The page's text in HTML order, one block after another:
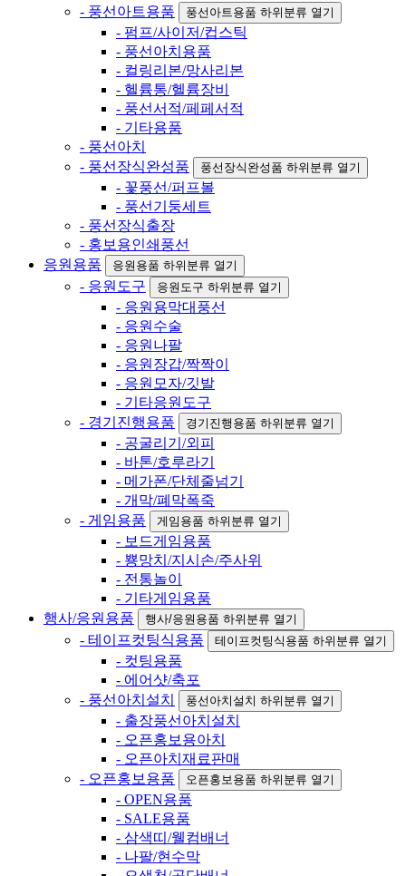
- 풍선아트용품
풍선아트용품 하위분류 열기
- 펌프/사이저/컵스틱
- 풍선아치용품
- 컬링리본/망사리본
- 헬륨통/헬륨장비
- 풍선서적/페페서적
- 기타용품
- 풍선아치
- 풍선장식완성품
풍선장식완성품 하위분류 열기
- 꽃풍선/퍼프볼
- 풍선기둥세트
- 풍선장식출장
- 홍보용인쇄풍선
응원용품
응원용품 하위분류 열기
- 응원도구 응원도구 하위분류 열기
- 응원용막대풍선
- 응원수술
- 응원나팔
- 응원장갑/짝짝이
- 응원모자/깃발
- 기타응원도구
- 경기진행용품
경기진행용품 하위분류 열기
- 공굴리기/외피
- 바톤/호루라기
- 메가폰/단체줄넘기
- 개막/폐막폭죽
- 게임용품
게임용품 하위분류 열기
- 보드게임용품
- 뿅망치/지시손/주사위
- 전통놀이
- 기타게임용품
행사/응원용품
행사/응원용품 하위분류 열기
- 테이프컷팅식용품 테이프컷팅식용품 하위분류 열기
- 컷팅용품
- 에어샷/축포
- 풍선아치설치
풍선아치설치 하위분류 열기
- 출장풍선아치설치
- 오픈홍보용아치
- 오픈아치재료판매
- 오픈홍보용품
오픈홍보용품 하위분류 열기
- OPEN용품
- SALE용품
- 삼색띠/웰컴배너
- 나팔/현수막